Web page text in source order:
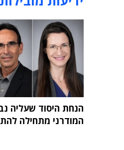
הנחת היסוד שעליה
המודרני מתחילה